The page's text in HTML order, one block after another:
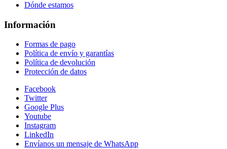
Dónde estamos
Información
Formas de pago
Política de envío y garantías
Política de devolución
Protección de datos
Facebook
Twitter
Google Plus
Youtube
Instagram
LinkedIn
Envíanos un mensaje de WhatsApp